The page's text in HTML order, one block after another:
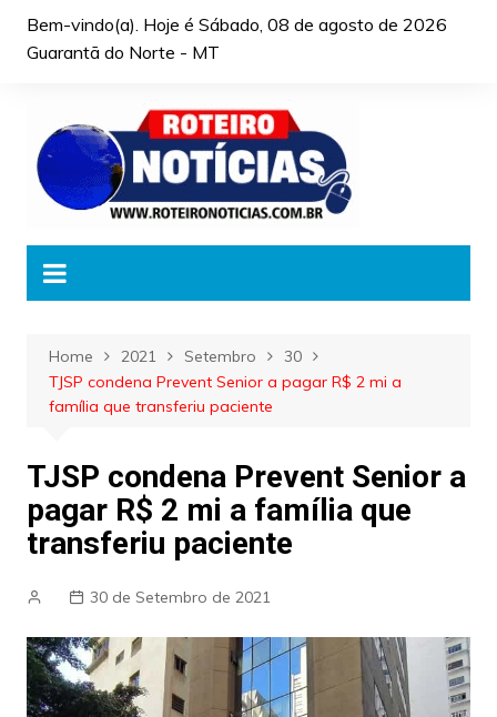
Bem-vindo(a). Hoje é Sábado, 08 de agosto de 2026
Guarantã do Norte - MT
Home 2021 Setembro
30
TJSP condena Prevent Senior a pagar R$ 2 mi a
família que transferiu paciente
TJSP condena Prevent Senior a
pagar R$ 2 mi a família que
transferiu paciente
30 de Setembro de 2021